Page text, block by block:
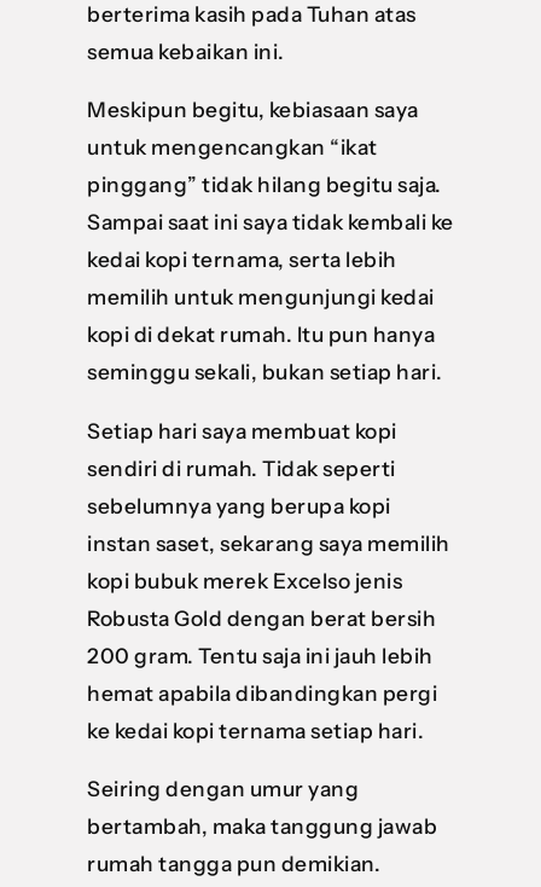
berterima kasih pada Tuhan atas
semua kebaikan ini.
Meskipun begitu, kebiasaan saya
untuk mengencangkan “ikat
pinggang” tidak hilang begitu saja.
Sampai saat ini saya tidak kembali ke
kedai kopi ternama, serta lebih
memilih untuk mengunjungi kedai
kopi di dekat rumah. Itu pun hanya
seminggu sekali, bukan setiap hari.
Setiap hari saya membuat kopi
sendiri di rumah. Tidak seperti
sebelumnya yang berupa kopi
instan saset, sekarang saya memilih
kopi bubuk merek Excelso jenis
Robusta Gold dengan berat bersih
200 gram. Tentu saja ini jauh lebih
hemat apabila dibandingkan pergi
ke kedai kopi ternama setiap hari.
Seiring dengan umur yang
bertambah, maka tanggung jawab
rumah tangga pun demikian.